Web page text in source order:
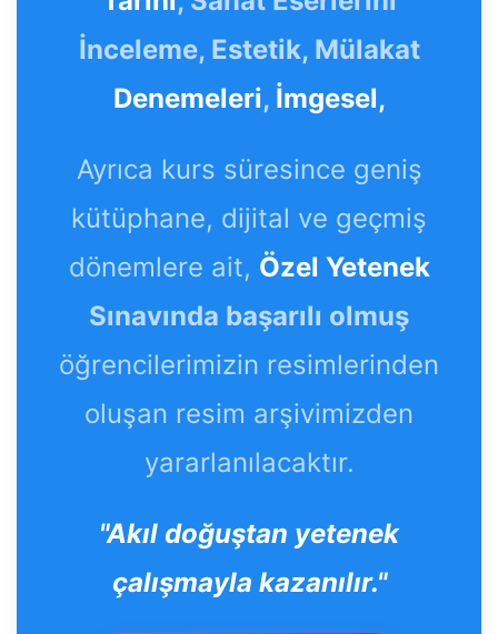
İnceleme, Estetik, Mülakat
Denemeleri, İmgesel,
Ayrıca kurs süresince geniş
kütüphane, dijital ve geçmiş
dönemlere ait, Özel Yetenek
Sınavında başarılı olmuş
öğrencilerimizin resimlerinden
oluşan resim arşivimizden
yararlanılacaktır.
"Akıl doğuştan yetenek
çalışmayla kazanılır."